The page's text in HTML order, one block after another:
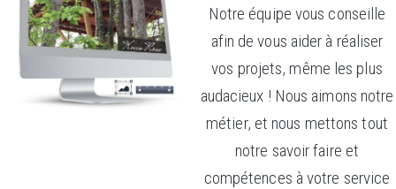
Notre équipe vous conseille
afin de vous aider à réaliser
vos projets, même les plus
audacieux ! Nous aimons notre
métier, et nous mettons tout
notre savoir faire et
compétences à votre service